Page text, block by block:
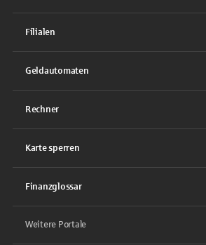
Filialen
Geldautomaten
Rechner
Karte sperren
Finanzglossar
Weitere Portale